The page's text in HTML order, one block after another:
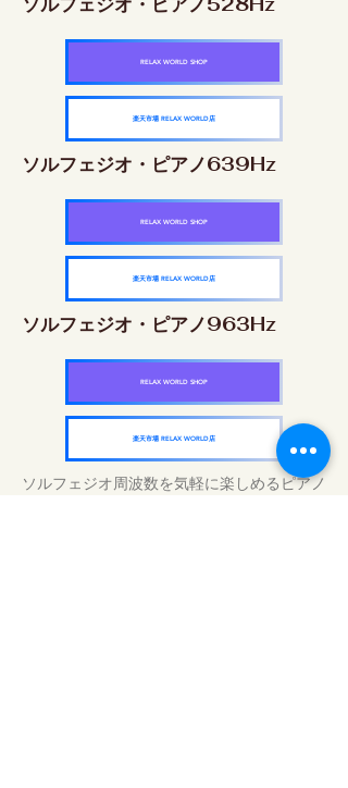
RELAX WORLD SHOP
楽天市場 RELAX WORLD店
ソルフェジオ・ピアノ639Hz
RELAX WORLD SHOP
楽天市場 RELAX WORLD店
ソルフェジオ・ピアノ963Hz
RELAX WORLD SHOP
楽天市場 RELAX WORLD店
ソルフェジオ周波数を気軽に楽しめるピアノ